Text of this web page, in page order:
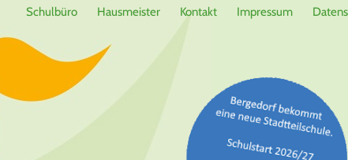
Schulbüro Hausmeister Kontakt Impressum